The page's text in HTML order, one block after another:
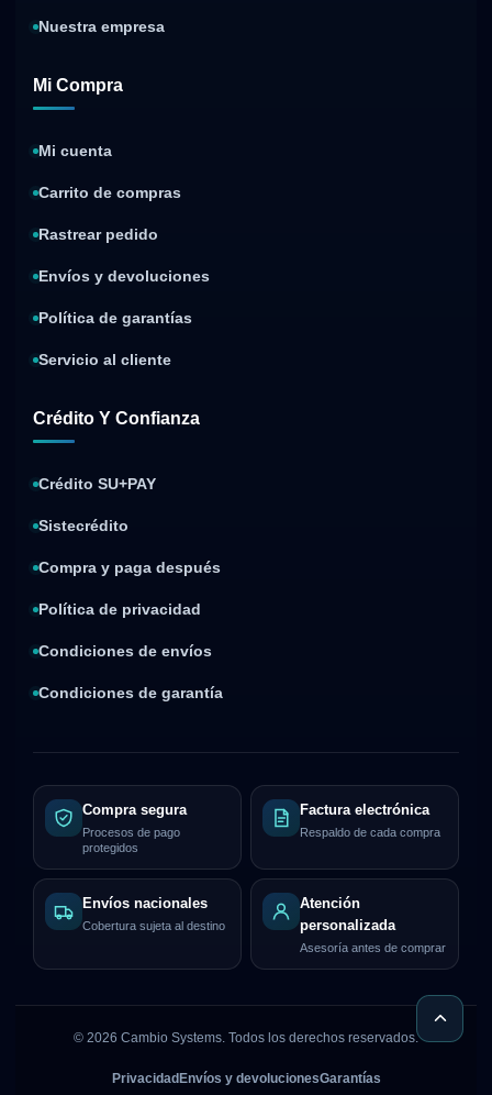
Nuestra empresa
Mi Compra
Mi cuenta
Carrito de compras
Rastrear pedido
Envíos y devoluciones
Política de garantías
Servicio al cliente
Crédito Y Confianza
Crédito SU+PAY
Sistecrédito
Compra y paga después
Política de privacidad
Condiciones de envíos
Condiciones de garantía
Compra segura
Procesos de pago
protegidos
Factura electrónica
Respaldo de cada compra
Envíos nacionales
Cobertura sujeta al destino
Atención
personalizada
Asesoría antes de comprar
© 2026 Cambio Systems. Todos los derechos reservados.
Privacidad Envíos y devolucionesGarantías